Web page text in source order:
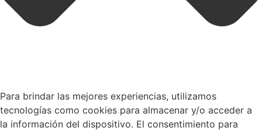
Para brindar las mejores experiencias, utilizamos
tecnologías como cookies para almacenar y/o acceder a
la información del dispositivo. El consentimiento para